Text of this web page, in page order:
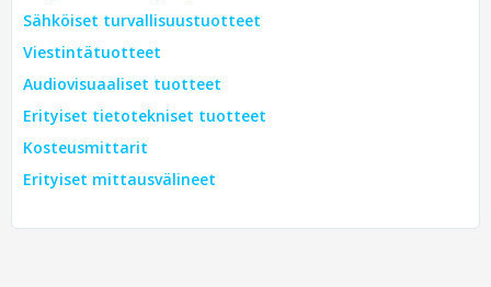
Sähköiset turvallisuustuotteet
Viestintätuotteet
Audiovisuaaliset tuotteet
Erityiset tietotekniset tuotteet
Kosteusmittarit
Erityiset mittausvälineet